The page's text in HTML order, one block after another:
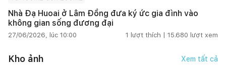
Nhà Đạ Huoai ở Lâm Đồng đưa ký ức gia đình vào
không gian sống đương đại
27/06/2026, lúc 10:00 1 lượt thích | 15.680 lượt xem
Kho ảnh Xem tất cả